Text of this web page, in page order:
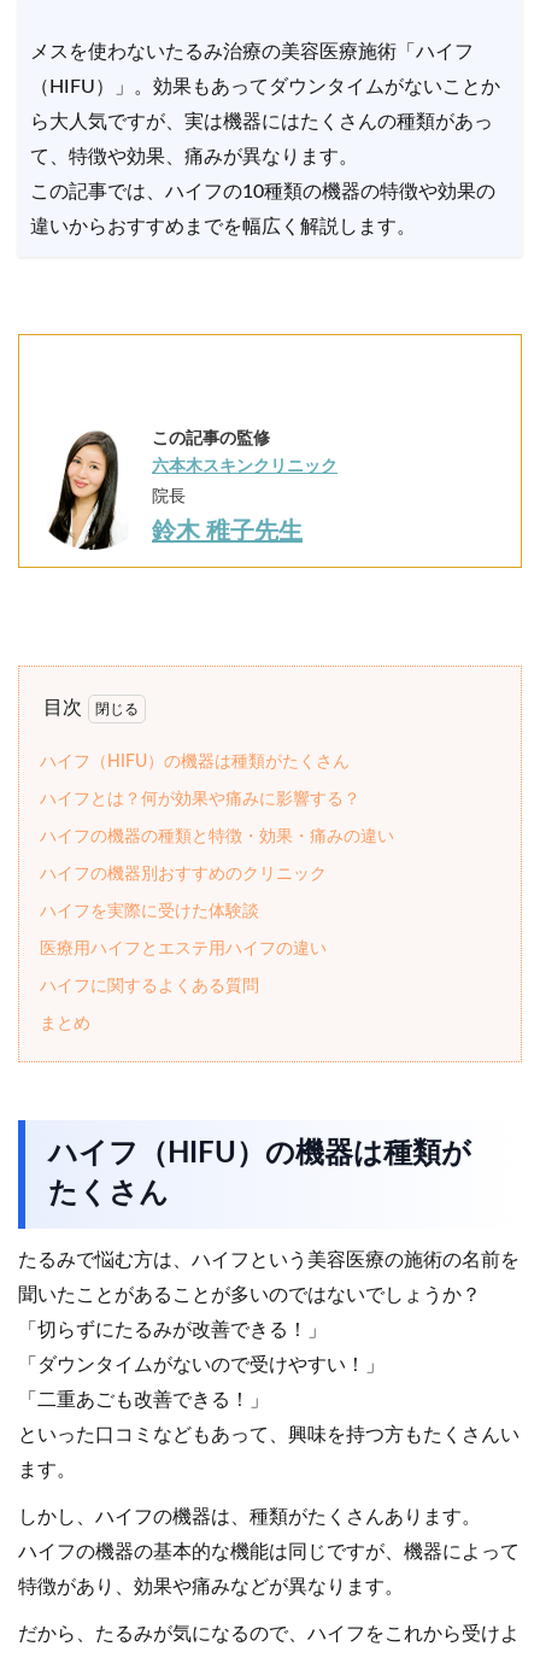
メスを使わないたるみ治療の美容医療施術「ハイフ
（HIFU）」。効果もあってダウンタイムがないことか
ら大人気ですが、実は機器にはたくさんの種類があっ
て、特徴や効果、痛みが異なります。
この記事では、ハイフの10種類の機器の特徴や効果の
違いからおすすめまでを幅広く解説します。
この記事の監修
六本木スキンクリニック
院長
鈴木 稚子先生
目次
ハイフ（HIFU）の機器は種類がたくさん
ハイフとは？何が効果や痛みに影響する？
ハイフの機器の種類と特徴・効果・痛みの違い
ハイフの機器別おすすめのクリニック
ハイフを実際に受けた体験談
医療用ハイフとエステ用ハイフの違い
ハイフに関するよくある質問
まとめ
ハイフ（HIFU）の機器は種類が
たくさん
たるみで悩む方は、ハイフという美容医療の施術の名前を
聞いたことがあることが多いのではないでしょうか？
「切らずにたるみが改善できる！」
「ダウンタイムがないので受けやすい！」
「二重あごも改善できる！」
といった口コミなどもあって、興味を持つ方もたくさんい
ます。
しかし、ハイフの機器は、種類がたくさんあります。
ハイフの機器の基本的な機能は同じですが、機器によって
特徴があり、効果や痛みなどが異なります。
だから、たるみが気になるので、ハイフをこれから受けよ